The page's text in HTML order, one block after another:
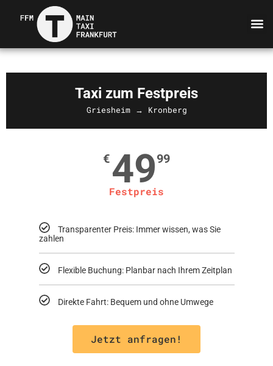
Taxi zum Festpreis
Griesheim → Kronberg
€ 4999
Festpreis
Transparenter Preis: Immer wissen, was Sie
zahlen
Flexible Buchung: Planbar nach Ihrem Zeitplan
Direkte Fahrt: Bequem und ohne Umwege
Jetzt anfragen!